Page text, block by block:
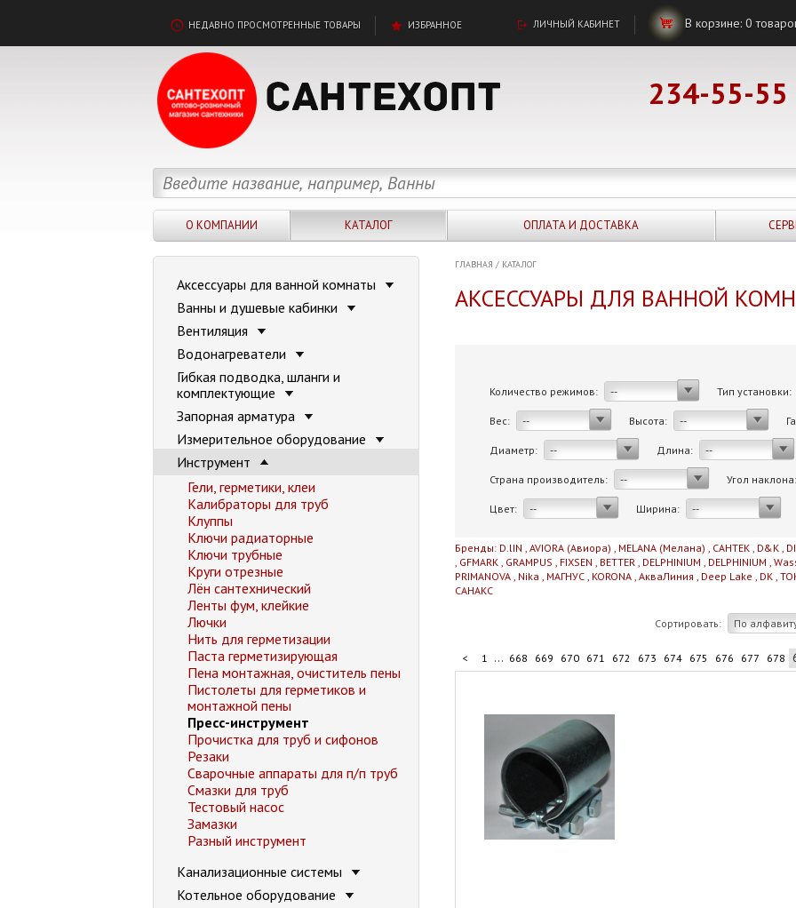
НЕДАВНО ПРОСМОТРЕННЫЕ ТОВАРЫ ИЗБРАННОЕ ЛИЧНЫЙ КАБИНЕТ В корзине: 0
234-55-55
О КОМПАНИИ КАТАЛОГ ОПЛАТА И ДОСТАВКА
ГЛАВНАЯ / КАТАЛОГ
АКСЕССУАРЫ ДЛЯ ВАННОЙ
Количество режимов:
-- Тип установки:
Вес: -- Высота: --
Диаметр: -- Длина: --
Страна производитель: -- Угол наклона:
Цвет: -- Ширина: --
Бренды: D.lIN , AVIORA (Авиора) , MELANA (Мелана) , САНТЕК , D&K ,
, GFMARK , GRAMPUS , FIXSEN , BETTER , DELPHINIUM , DELPHINIUM ,
PRIMANOVA , Nika , МАГНУС , KORONA , АкваЛиния , Deep Lake , DK ,
САНАКС
Сортировать: По
< 1 ... 668 669 670 671 672 673 674 675 676 677 678
Аксессуары для ванной комнаты
Ванны и душевые кабинки
Вентиляция
Водонагреватели
Гибкая подводка, шланги и
комплектующие
Запорная арматура
Измерительное оборудование
Инструмент
Гели, герметики, клеи
Калибраторы для труб
Клуппы
Ключи радиаторные
Ключи трубные
Круги отрезные
Лён сантехнический
Ленты фум, клейкие
Лючки
Нить для герметизации
Паста герметизирующая
Пена монтажная, очиститель пены
Пистолеты для герметиков и
монтажной пены
Пресс-инструмент
Прочистка для труб и сифонов
Резаки
Сварочные аппараты для п/п труб
Смазки для труб
Тестовый насос
Замазки
Разный инструмент
Канализационные системы
Котельное оборудование